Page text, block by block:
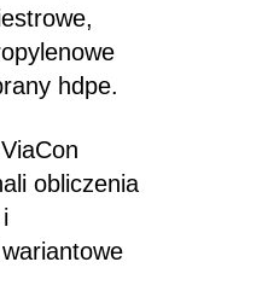
hdpe.
obliczenia